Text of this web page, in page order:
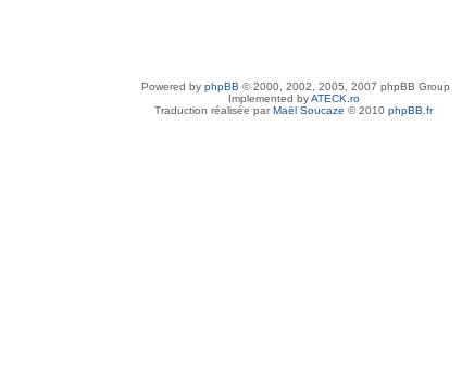
Powered by phpBB © 2000, 2002, 2005, 2007 phpBB Group
Implemented byATECK.ro
Traduction réalisée parMaël Soucaze © 2010 phpBB.fr